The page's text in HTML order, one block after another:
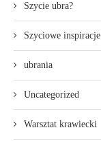
Szycie ubra?
Szyciowe inspiracje
ubrania
Uncategorized
Warsztat krawiecki